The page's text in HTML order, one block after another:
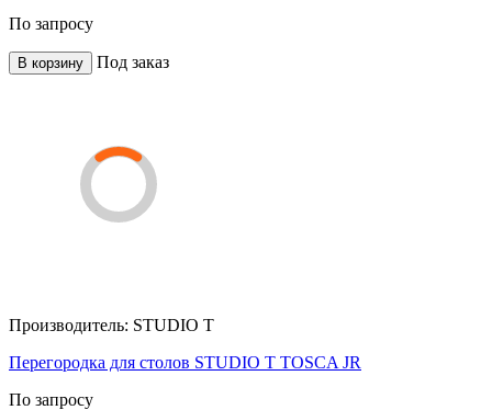
По запросу
В корзину Под заказ
Производитель: STUDIO T
Перегородка для столов STUDIO T TOSCA JR
По запросу